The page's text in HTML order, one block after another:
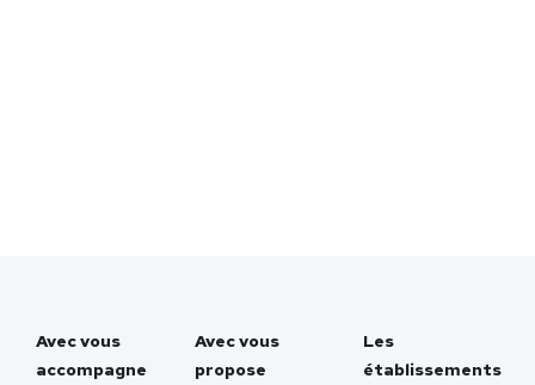
Avec vous
accompagne
Avec vous
propose
Les
établissements